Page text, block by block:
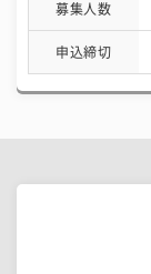
募集人数
申込締切